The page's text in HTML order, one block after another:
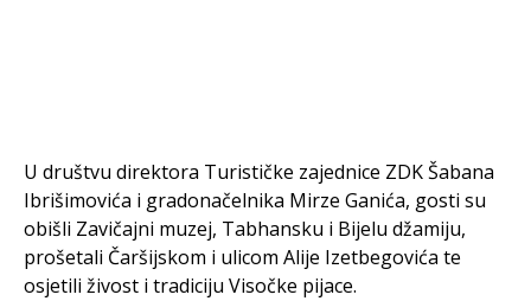
U društvu direktora Turističke zajednice ZDK Šabana
Ibrišimovića i gradonačelnika Mirze Ganića, gosti su
obišli Zavičajni muzej, Tabhansku i Bijelu džamiju,
prošetali Čaršijskom i ulicom Alije Izetbegovića te
osjetili živost i tradiciju Visočke pijace.